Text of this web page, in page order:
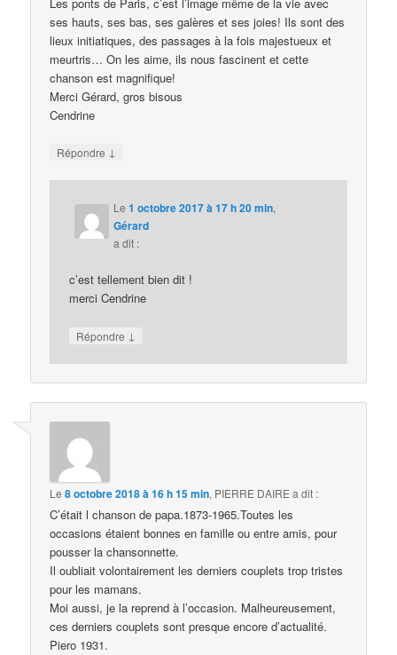
ses hauts, ses bas, ses galères et ses joies! Ils sont des
lieux initiatiques, des passages à la fois majestueux et
meurtris… On les aime, ils nous fascinent et cette
chanson est magnifique!
Merci Gérard, gros bisous
Cendrine
Répondre ↓
Le1 octobre 2017 à 17 h 20 min,
Gérard
a dit :
c’est tellement bien dit !
merci Cendrine
Répondre ↓
Le8 octobre 2018 à 16 h 15 min, PIERRE DAIRE a dit :
C’était l chanson de papa.1873-1965.Toutes les
occasions étaient bonnes en famille ou entre amis, pour
pousser la chansonnette.
Il oubliait volontairement les derniers couplets trop tristes
pour les mamans.
Moi aussi, je la reprend à l’occasion. Malheureusement,
ces derniers couplets sont presque encore d’actualité.
Piero 1931.